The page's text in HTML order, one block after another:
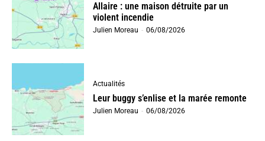
Allaire : une maison détruite par un
violent incendie
Julien Moreau - 06/08/2026
Actualités
Leur buggy s’enlise et la marée remonte
Julien Moreau - 06/08/2026